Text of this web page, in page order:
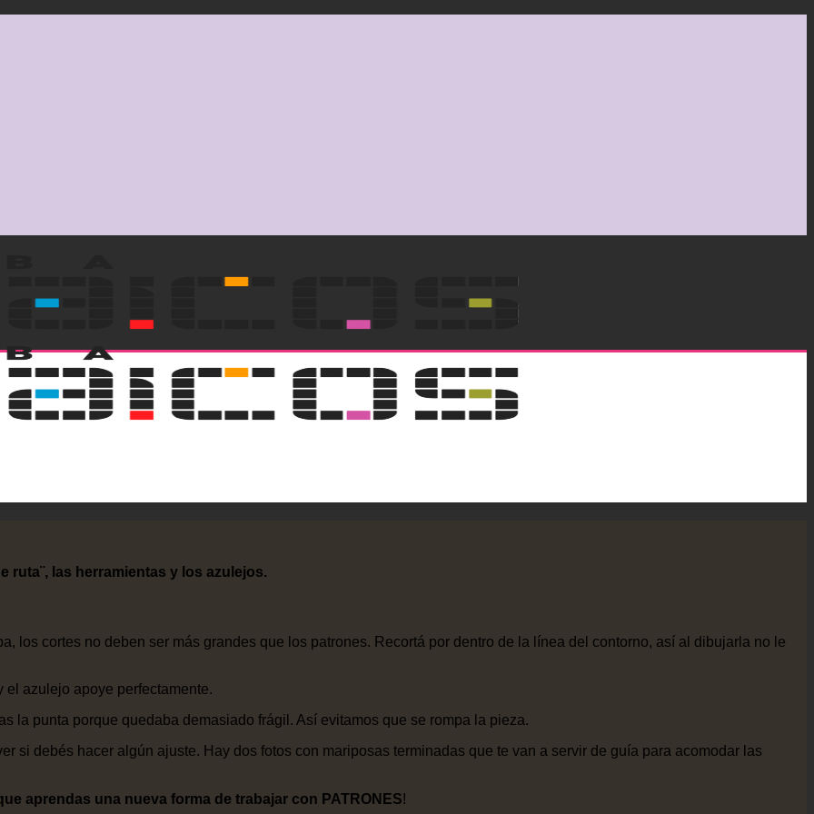
ruta¨, las herramientas y los azulejos.
los cortes no deben ser más grandes que los patrones. Recortá por dentro de la línea del contorno, así al dibujarla no le
azulejo apoye perfectamente.
la punta porque quedaba demasiado frágil. Así evitamos que se rompa la pieza.
si debés hacer algún ajuste. Hay dos fotos con mariposas terminadas que te van a servir de guía para acomodar las
aprendas una nueva forma de trabajar con PATRONES!